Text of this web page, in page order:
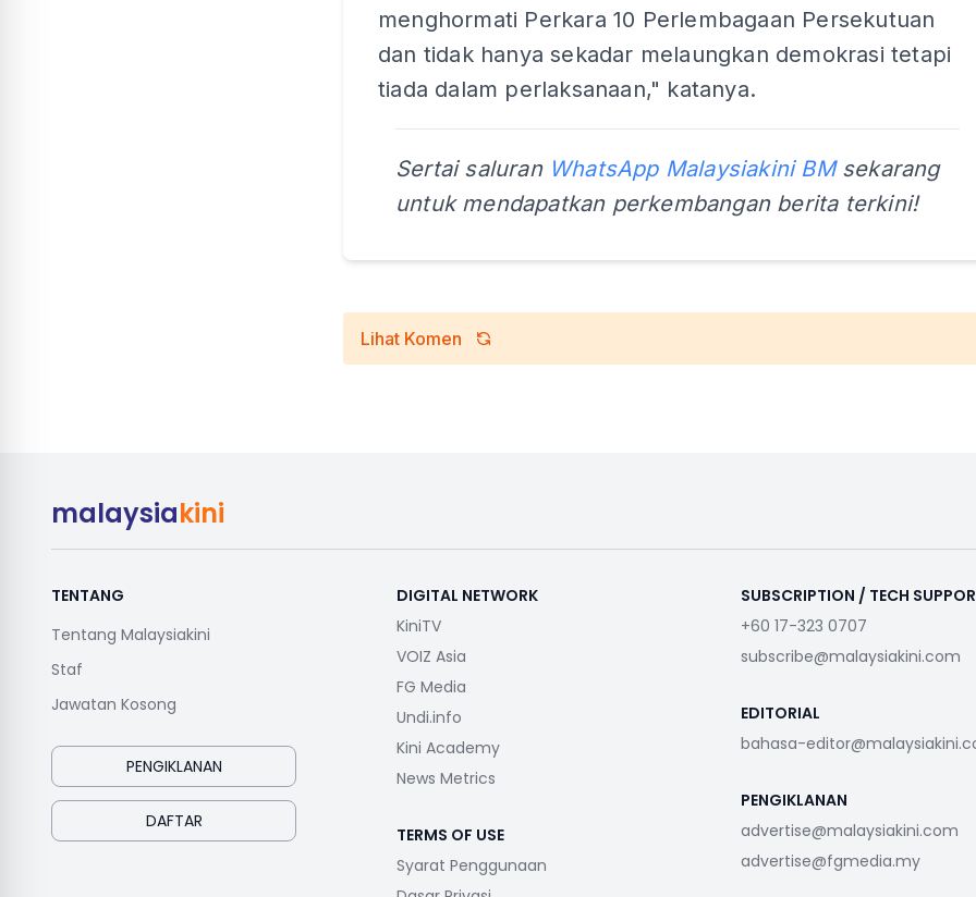
menghormati Perkara 10 Perlembagaan Persekutuan
dan tidak hanya sekadar melaungkan demokrasi tetapi
tiada dalam perlaksanaan," katanya.
Sertai saluran WhatsApp Malaysiakini BMsekarang
untuk mendapatkan perkembangan berita terkini!
Lihat Komen
malaysiakini
TENTANG
Tentang Malaysiakini
Staf
Jawatan Kosong
PENGIKLANAN
DAFTAR
DIGITAL NETWORK
KiniTV
VOIZ Asia
FG Media
Undi.info
Kini Academy
News Metrics
TERMS OF USE
Syarat Penggunaan
SUBSCRIPTION / TECH
+60 17-323 0707
subscribe@malaysiakini.com
EDITORIAL
bahasa-
PENGIKLANAN
advertise@malaysiakini.com
advertise@fgmedia.my